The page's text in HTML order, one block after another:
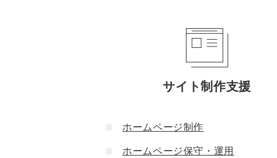
サイト制作支援
ホームページ制作
ホームページ保守・運用